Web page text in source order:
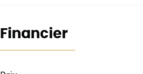
Financier